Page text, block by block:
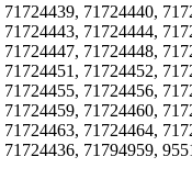
71724439, 71724440,
71724443, 71724444,
71724447, 71724448,
71724451, 71724452,
71724455, 71724456,
71724459, 71724460,
71724463, 71724464,
71724436, 71794959,